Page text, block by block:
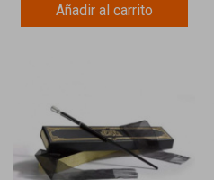
Añadir al carrito